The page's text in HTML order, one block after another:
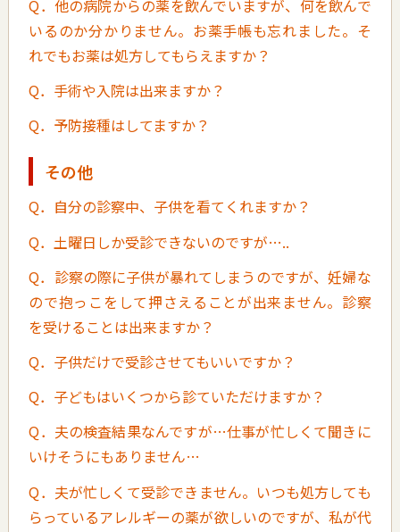
Q．他の病院からの薬を飲んでいますが、何を飲んで
いるのか分かりません。お薬手帳も忘れました。そ
れでもお薬は処方してもらえますか？
Q．手術や入院は出来ますか？
Q．予防接種はしてますか？
その他
Q．自分の診察中、子供を看てくれますか？
Q．土曜日しか受診できないのですが…..
Q．診察の際に子供が暴れてしまうのですが、妊婦な
ので抱っこをして押さえることが出来ません。診察
を受けることは出来ますか？
Q．子供だけで受診させてもいいですか？
Q．子どもはいくつから診ていただけますか？
Q．夫の検査結果なんですが…仕事が忙しくて聞きに
いけそうにもありません…
Q．夫が忙しくて受診できません。いつも処方しても
らっているアレルギーの薬が欲しいのですが、私が代